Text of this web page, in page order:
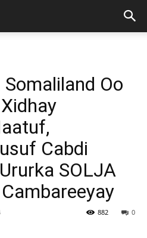
Oo
Cabdi
SOLJA
0
882